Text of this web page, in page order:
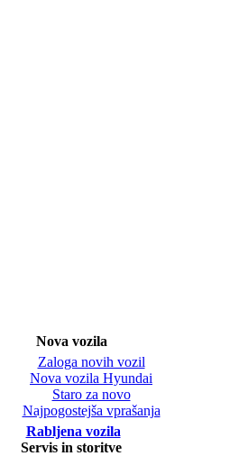
Nova vozila
Zaloga novih vozil
Nova vozila Hyundai
Staro za novo
Najpogostejša vprašanja
Rabljena vozila
Servis in storitve